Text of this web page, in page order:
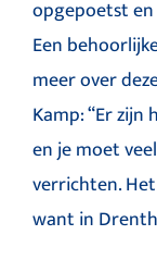
opgepoetst
Een
meer over
Kamp: “Er
en je moet
verrichten.
want in